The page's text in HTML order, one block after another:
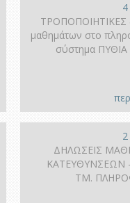
ΤΡΟΠΟΠΟΙΗΤΙΚΕΣ
μαθημάτων στο
σύστημα ΠΥΘΙΑ
ΔΗΛΩΣΕΙΣ
ΚΑΤΕΥΘΥΝΣΕΩΝ
ΤΜ.